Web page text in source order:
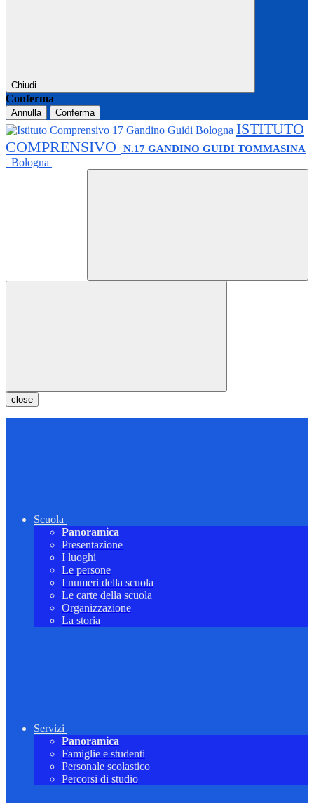
Chiudi
Conferma
Annulla Conferma
ISTITUTO
COMPRENSIVO
N.17 GANDINO GUIDI TOMMASINA
Bologna
close
Scuola
Panoramica
Presentazione
I luoghi
Le persone
I numeri della scuola
Le carte della scuola
Organizzazione
La storia
Servizi
Panoramica
Famiglie e studenti
Personale scolastico
Percorsi di studio